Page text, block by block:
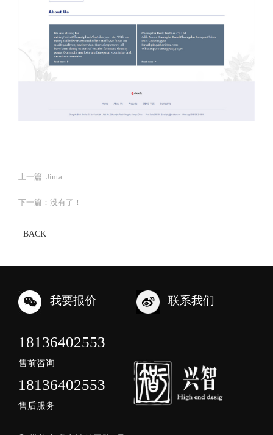
上一篇 :Jinta
下一篇：没有了！
BACK
我要报价 联系我们
18136402553
售前咨询
18136402553
售后服务